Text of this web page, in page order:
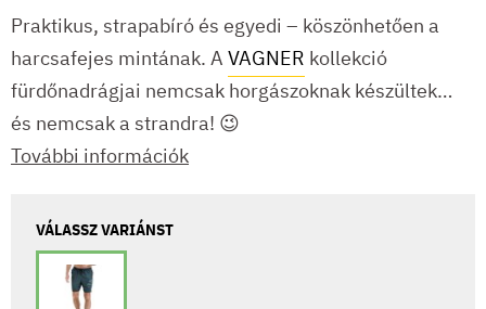
Praktikus, strapabíró és egyedi – köszönhetően a
harcsafejes mintának. A VAGNER kollekció
fürdőnadrágjai nemcsak horgászoknak készültek…
és nemcsak a strandra! 😉
További információk
VÁLASSZ VARIÁNST